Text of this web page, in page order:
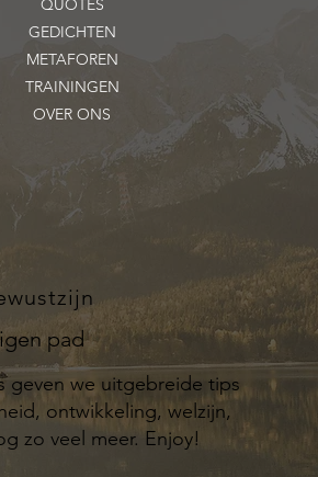
QUOTES
GEDICHTEN
METAFOREN
TRAININGEN
OVER ONS
pad
geven we uitgebreide tips
ontwikkeling, welzijn,
zo veel meer. Enjoy!